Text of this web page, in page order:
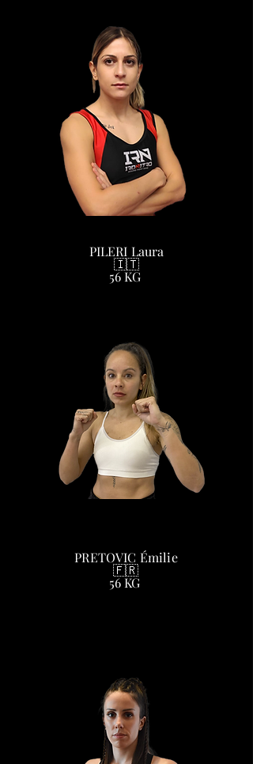
PILERI Laura
🇮🇹
56 KG
PRETOVIC Émilie
🇫🇷
56 KG